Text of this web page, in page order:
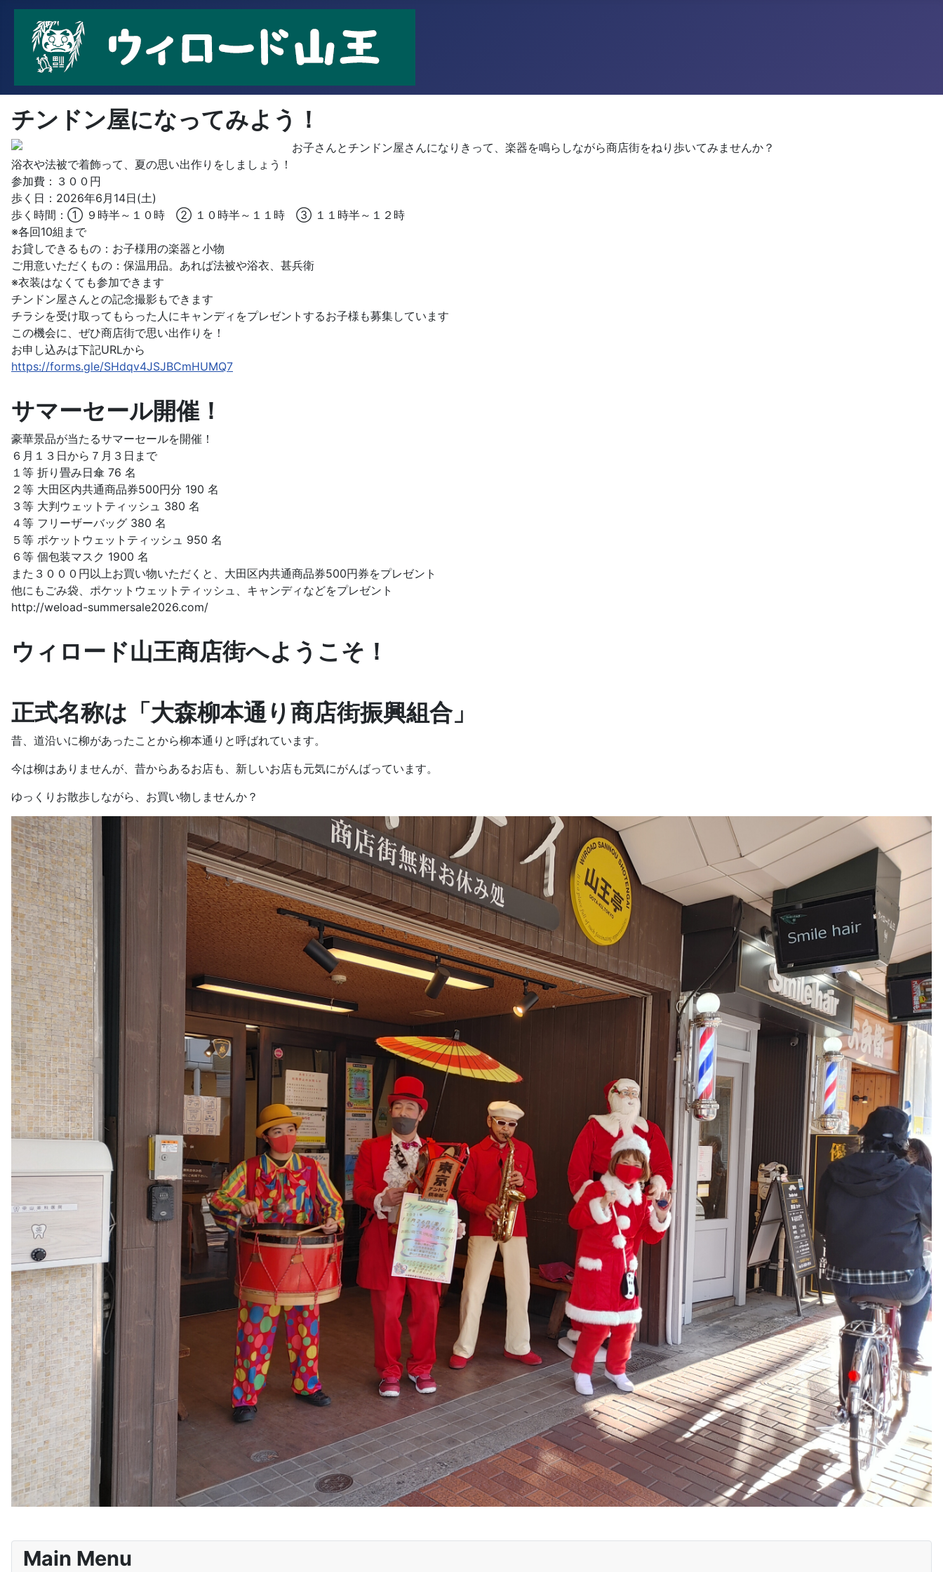
チンドン屋になってみよう！
お子さんとチンドン屋さんになりきって、楽器を鳴らしながら商店街をねり歩いてみませんか？
浴衣や法被で着飾って、夏の思い出作りをしましょう！
参加費：３００円
歩く日：2026年6月14日(土)
歩く時間：① ９時半～１０時 ② １０時半～１１時 ③ １１時半～１２時
※各回10組まで
お貸しできるもの：お子様用の楽器と小物
ご用意いただくもの：保温用品。あれば法被や浴衣、甚兵衛
※衣装はなくても参加できます
チンドン屋さんとの記念撮影もできます
チラシを受け取ってもらった人にキャンディをプレゼントするお子様も募集しています
この機会に、ぜひ商店街で思い出作りを！
お申し込みは下記URLから
https://forms.gle/SHdqv4JSJBCmHUMQ7
サマーセール開催！
豪華景品が当たるサマーセールを開催！
６月１３日から７月３日まで
１等 折り畳み日傘 76 名
２等 大田区内共通商品券500円分 190 名
３等 大判ウェットティッシュ 380 名
４等 フリーザーバッグ 380 名
５等 ポケットウェットティッシュ 950 名
６等 個包装マスク 1900 名
また３０００円以上お買い物いただくと、大田区内共通商品券500円券をプレゼント
他にもごみ袋、ポケットウェットティッシュ、キャンディなどをプレゼント
http://weload-summersale2026.com/
ウィロード山王商店街へようこそ！
正式名称は「大森柳本通り商店街振興組合」
昔、道沿いに柳があったことから柳本通りと呼ばれています。
今は柳はありませんが、昔からあるお店も、新しいお店も元気にがんばっています。
ゆっくりお散歩しながら、お買い物しませんか？
Main Menu